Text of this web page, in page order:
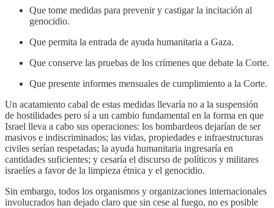
Que tome medidas para prevenir y castigar la incitación al
genocidio.
Que permita la entrada de ayuda humanitaria a Gaza.
Que conserve las pruebas de los crímenes que debate la Corte.
Que presente informes mensuales de cumplimiento a la Corte.
Un acatamiento cabal de estas medidas llevaría no a la suspensión
de hostilidades pero sí a un cambio fundamental en la forma en que
Israel lleva a cabo sus operaciones: los bombardeos dejarían de ser
masivos e indiscriminados; las vidas, propiedades e infraestructuras
civiles serían respetadas; la ayuda humanitaria ingresaría en
cantidades suficientes; y cesaría el discurso de políticos y militares
israelíes a favor de la limpieza étnica y el genocidio.
Sin embargo, todos los organismos y organizaciones internacionales
involucrados han dejado claro que sin cese al fuego, no es posible